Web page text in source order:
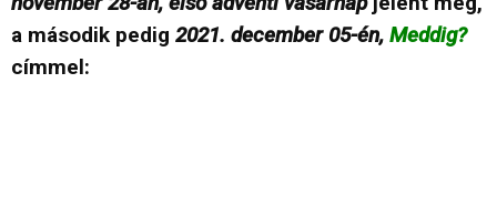
a második pedig 2021. december 05-én, Meddig?
címmel: